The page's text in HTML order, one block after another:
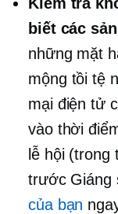
biết các
những mặt
mộng tồi tệ
mại điện tử
vào thời
lễ hội
trước Giáng
của bạn